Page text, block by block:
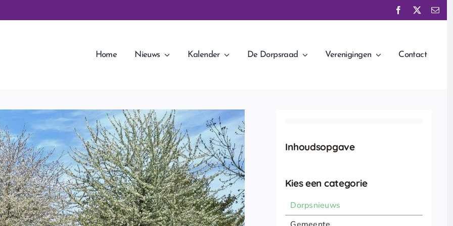
Home Nieuws Kalender De Dorpsraad Verenigingen Contact
Inhoudsopgave
Kies een categorie
Dorpsnieuws